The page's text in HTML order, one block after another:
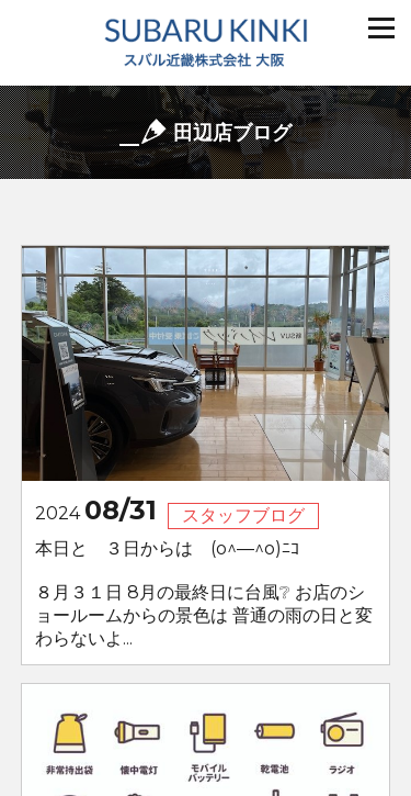
田辺店ブログ
2024 08/31
スタッフブログ
本日と ３日からは (o^―^o)ﾆｺ
８月３１日 8月の最終日に台風❔ お店のシ
ョールームからの景色は 普通の雨の日と変
わらないよ...